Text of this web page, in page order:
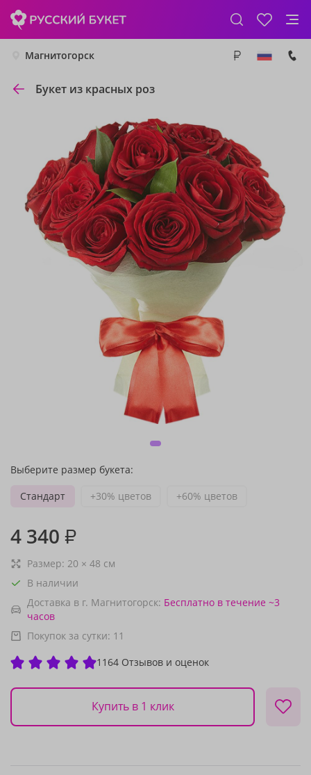
Магнитогорск
Букет из красных роз
Выберите размер букета:
Стандарт
+30% цветов +60% цветов
4 340 ₽
Размер: 20 × 48 см
В наличии
Доставка в г. Магнитогорск: Бесплатно в течение ~3
часов
Покупок за сутки: 11
1164 Отзывов и оценок
Купить в 1 клик